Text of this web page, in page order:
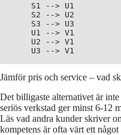
    S1 --> U1
    S2 --> U2
    S3 --> U3
    U1 --> V1
    U2 --> V1
Jämför pris och service – vad
Det billigaste alternativet är
seriös verkstad ger minst 6-12
Läs vad andra kunder skriver
kompetens är ofta värt ett